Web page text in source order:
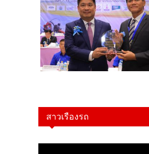
สาวเรืองรถ